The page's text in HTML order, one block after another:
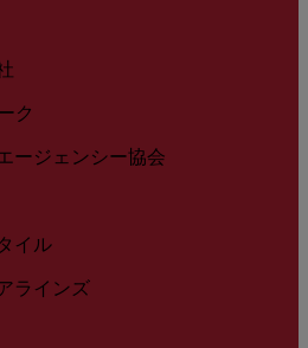
ク
ージェンシー協会
イル
ラインズ